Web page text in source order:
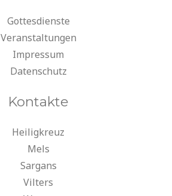
Gottesdienste
Veranstaltungen
Impressum
Datenschutz
Kontakte
Heiligkreuz
Mels
Sargans
Vilters